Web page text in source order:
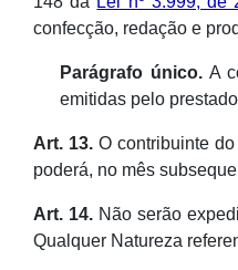
confecção, redação e
Parágrafo único.A
emitidas pelo
Art. 13.O contribuinte do
poderá, no mês
Art. 14.Não serão
Qualquer Natureza